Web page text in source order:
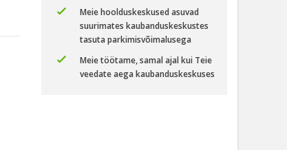
Meie hoolduskeskused asuvad
suurimates kaubanduskeskustes
tasuta parkimisvõimalusega
Meie töötame, samal ajal kui Teie
veedate aega kaubanduskeskuses